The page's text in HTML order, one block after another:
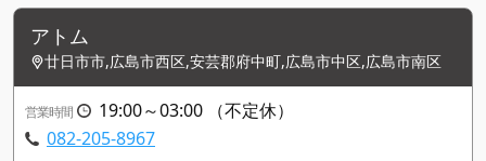
アトム
廿日市市,広島市西区,安芸郡府中町,広島市中区,広島市南区
営業時間
19:00～03:00 （不定休）
082-205-8967